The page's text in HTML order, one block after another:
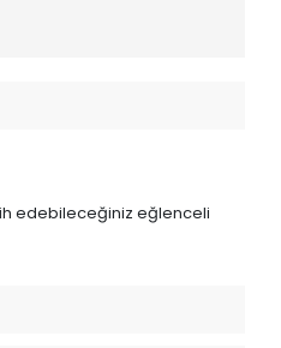
edebileceğiniz eğlenceli